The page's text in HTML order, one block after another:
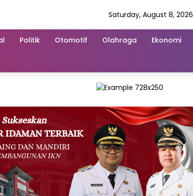
Saturday, August 8, 2026
Politik Otomotif Olahraga Ekonomi